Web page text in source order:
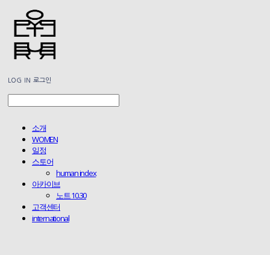
LOG IN 로그인
소개
WOMEN
일정
스토어
human index
아카이브
노트 10.30
고객센터
international